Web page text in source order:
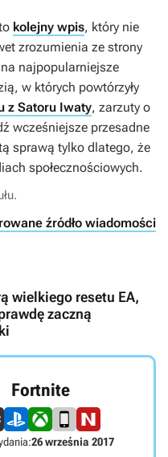
kolejny wpis, który nie
zrozumienia ze strony
najpopularniejsze
w których powtórzyły
z Satoru Iwaty, zarzuty o
wcześniejsze przesadne
sprawą tylko dlatego, że
społecznościowych.
źródło wiadomości
wielkiego resetu EA,
zaczną
Fortnite
26 września 2017